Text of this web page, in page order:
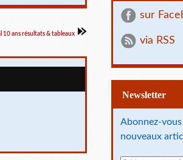
10 ans résultats & tableaux
sur
via RSS
Newsletter
Abonnez-
nouveaux